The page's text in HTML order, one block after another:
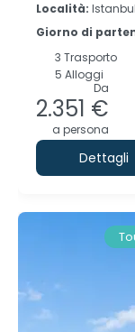
Località:
Giorno di
3 Trasporto
5 Alloggi
Da
2.351 €
a persona
Dettagli